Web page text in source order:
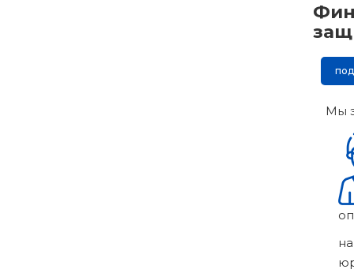
Мы